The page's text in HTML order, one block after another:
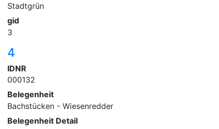
Stadtgrün
gid
3
4
IDNR
000132
Belegenheit
Bachstücken - Wiesenredder
Belegenheit Detail